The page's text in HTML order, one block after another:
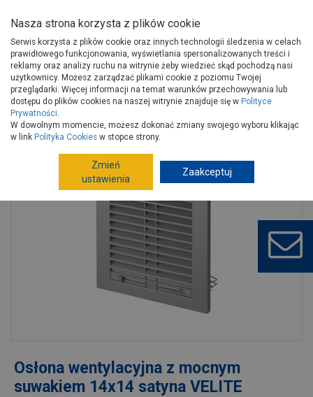
Strona główna Instalacje
Systemy wentylacyjne
Kratki wentylacyjne
Kratki wentylacyjne
Osłona wentylacyjna z mocnym suwakiem 14x14 satyna VELITE
Osłona wentylacyjna z mocnym
suwakiem 14x14 satyna VELITE
Nasza strona korzysta z plików cookie
Serwis korzysta z plików cookie oraz innych technologii śledzenia w celach
prawidłowego funkcjonowania, wyświetlania spersonalizowanych treści i
reklamy oraz analizy ruchu na witrynie żeby wiedzieć skąd pochodzą nasi
użytkownicy. Możesz zarządzać plikami cookie z poziomu Twojej
przeglądarki. Więcej informacji na temat warunków przechowywania lub
dostępu do plików cookies na naszej witrynie znajduje się w Polityce
Prywatności.
W dowolnym momencie, możesz dokonać zmiany swojego wyboru klikając
w link Polityka Cookies w stopce strony.
Zmień
ustawienia
Zaakceptuj